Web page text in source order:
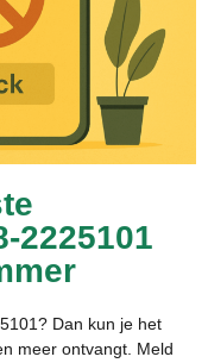
2225101
Dan kun je het
meer ontvangt. Meld